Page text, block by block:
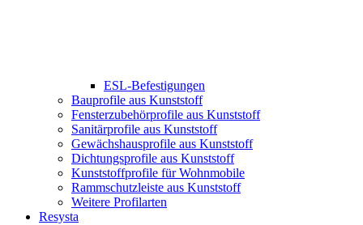
ESL-Befestigungen
Bauprofile aus Kunststoff
Fensterzubehörprofile aus Kunststoff
Sanitärprofile aus Kunststoff
Gewächshausprofile aus Kunststoff
Dichtungsprofile aus Kunststoff
Kunststoffprofile für Wohnmobile
Rammschutzleiste aus Kunststoff
Weitere Profilarten
Resysta